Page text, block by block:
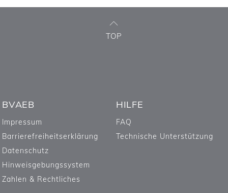
TOP
BVAEB
Impressum
Barrierefreiheitserklärung
Datenschutz
Hinweisgebungssystem
Zahlen & Rechtliches
HILFE
FAQ
Technische Unterstützung